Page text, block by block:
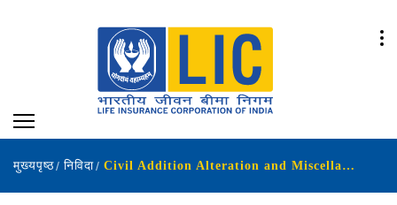
मुख्यपृष्ठ निविदा Civil Addition Alteration and Miscellaneous Civil Works at Third Floor Vacant Space Jeevan Pallava Building under North Chennai Properties e-TENDER NO SZENGG JPNC